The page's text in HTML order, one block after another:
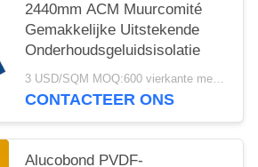
2440mm ACM Muurcomité
Gemakkelijke Uitstekende
Onderhoudsgeluidsisolatie
3 USD/SQM MOQ:600 vierkante meters
CONTACTEER ONS
Alucobond PVDF-